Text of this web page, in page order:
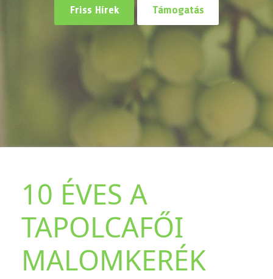
Friss Hírek Támogatás
10 ÉVES A
TAPOLCAFŐI
MALOMKERÉK